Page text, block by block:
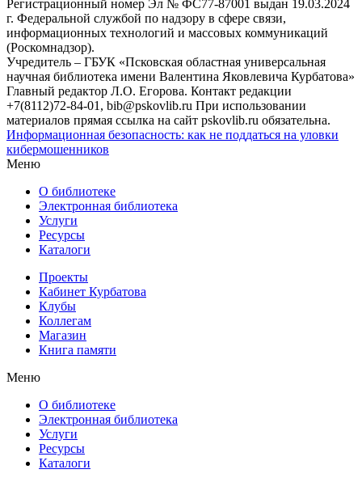
Регистрационный номер Эл № ФС77-87001 выдан 19.03.2024
г. Федеральной службой по надзору в сфере связи,
информационных технологий и массовых коммуникаций
(Роскомнадзор).
Учредитель – ГБУК «Псковская областная универсальная
научная библиотека имени Валентина Яковлевича Курбатова»
Главный редактор Л.О. Егорова. Контакт редакции
+7(8112)72-84-01, bib@pskovlib.ru При использовании
материалов прямая ссылка на сайт pskovlib.ru обязательна.
Информационная безопасность: как не поддаться на уловки
кибермошенников
Меню
О библиотеке
Электронная библиотека
Услуги
Ресурсы
Каталоги
Проекты
Кабинет Курбатова
Клубы
Коллегам
Магазин
Книга памяти
Меню
О библиотеке
Электронная библиотека
Услуги
Ресурсы
Каталоги